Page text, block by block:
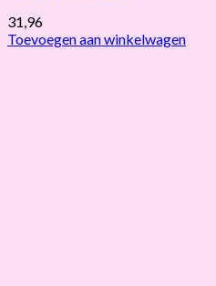
31,96
Toevoegen aan winkelwagen